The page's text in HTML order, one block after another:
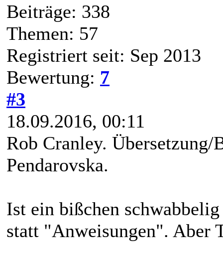
Beiträge: 338
Themen: 57
Registriert seit: Sep 2013
Bewertung: 7
#3
18.09.2016, 00:11
Rob Cranley.
Pendarovska.
Ist ein bißchen
statt "Anweisungen". Aber